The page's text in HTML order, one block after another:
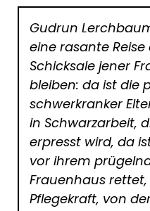
Gudrun
eine rasante
Schicksale jener
bleiben: da ist die
schwerkranker
in Schwarzarbeit,
erpresst wird, da
vor ihrem
Frauenhaus
Pflegekraft, von